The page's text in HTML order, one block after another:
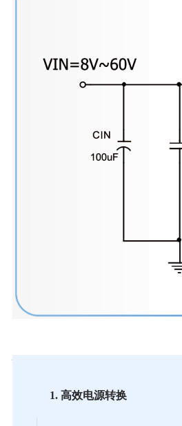
1. 高效电源转换